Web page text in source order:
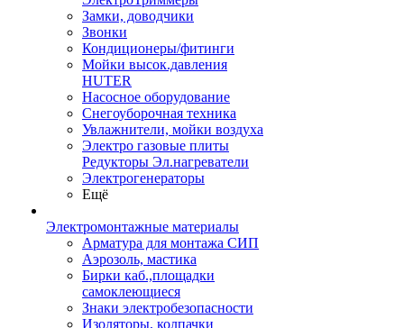
Замки, доводчики
Звонки
Кондиционеры/фитинги
Мойки высок.давления
HUTER
Насосное оборудование
Снегоуборочная техника
Увлажнители, мойки воздуха
Электро газовые плиты
Редукторы Эл.нагреватели
Электрогенераторы
Ещё
Электромонтажные материалы
Арматура для монтажа СИП
Аэрозоль, мастика
Бирки каб.,площадки
самоклеющиеся
Знаки электробезопасности
Изоляторы, колпачки